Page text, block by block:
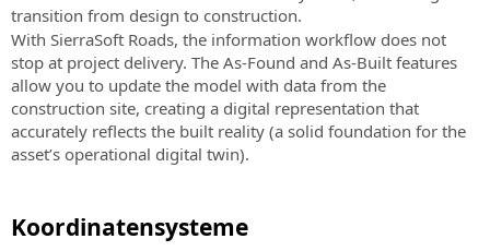
transition from design to construction.
With SierraSoft Roads, the information workflow does not
stop at project delivery. The As-Found and As-Built features
allow you to update the model with data from the
construction site, creating a digital representation that
accurately reflects the built reality (a solid foundation for the
asset’s operational digital twin).
Koordinatensysteme